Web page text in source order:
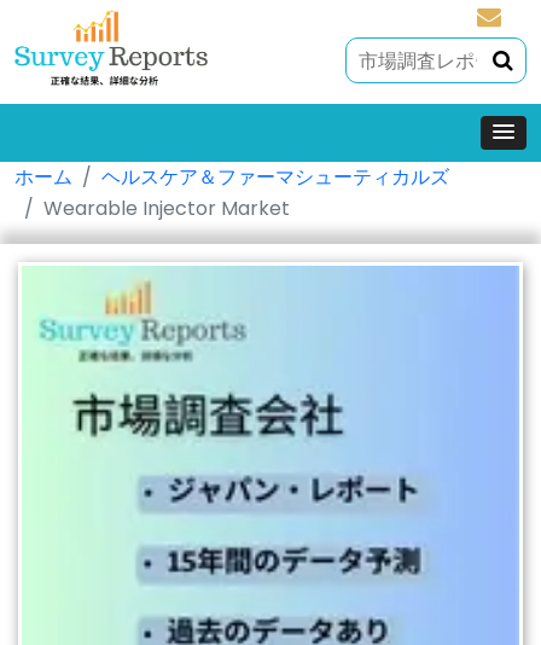
ホーム
ヘルスケア＆ファーマシューティカルズ
Wearable Injector Market